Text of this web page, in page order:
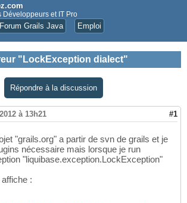
Développeurs et IT Pro
Forum Grails Java Emploi
"LockException dialect"
Répondre à la discussion
à 13h21 #1
"grails.org" a partir de svn de grails et je
nécessaire mais lorsque je run
"liquibase.exception.LockException"
: